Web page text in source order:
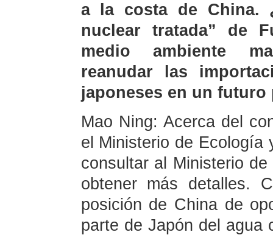
a la costa de China.
nuclear tratada” de
medio ambiente
reanudar las
japoneses en un futuro
Mao Ning: Acerca del
el Ministerio de Ecología
consultar al Ministerio
obtener más detalles.
posición de China de
parte de Japón del agua